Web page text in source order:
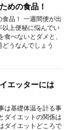
めの食品！
食品！ 一週間便が出
以上便秘に悩んでい
食べないとダメと、
うなんでしょう
エッターには
は基礎体温を計る事
ダイエットの関係は
ダイエットどころで